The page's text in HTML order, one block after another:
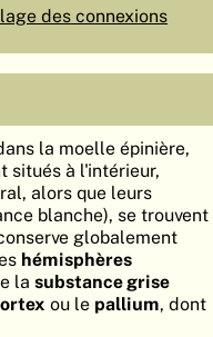
GÉNÈSE
GÉNÈSE
RECHERCHER
AIDE
DE
EN
des connexions
la moelle épinière,
situés à l'intérieur,
alors que leurs
blanche), se trouvent
globalement
hémisphères
la substance grise
ou le pallium, dont